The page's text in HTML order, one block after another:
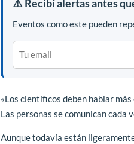
⚠️ Recibí alertas antes
Eventos como este pueden
«Los científicos deben hablar
Las personas se comunican
Aunque todavía están